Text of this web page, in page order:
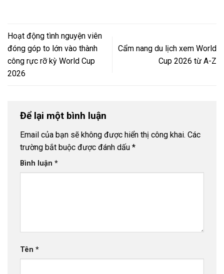
Hoạt động tình nguyện viên
đóng góp to lớn vào thành
công rực rỡ kỳ World Cup
2026
Cẩm nang du lịch xem World
Cup 2026 từ A-Z
Để lại một bình luận
Email của bạn sẽ không được hiển thị công khai. Các
trường bắt buộc được đánh dấu *
Bình luận *
Tên *